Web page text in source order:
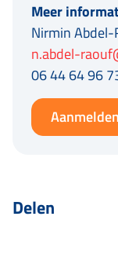
Meer
Nirmin
n.abdel-
06 44 64 96
Delen